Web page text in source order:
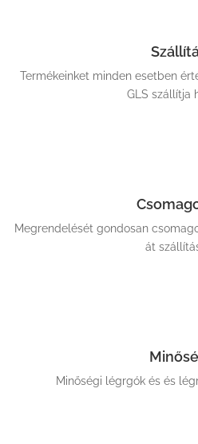
Termékeinket minden esetben
GLS szállítja
Megrendelését gondosan
át
Minőségi légrgók és és